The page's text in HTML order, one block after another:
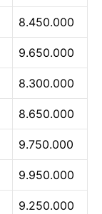
8.450.000
9.650.000
8.300.000
8.650.000
9.750.000
9.950.000
9.250.000